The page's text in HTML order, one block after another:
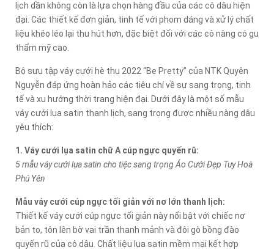
lịch dần không còn là lựa chọn hàng đầu của các cô dâu hiện
đại. Các thiết kế đơn giản, tinh tế với phom dáng và xử lý chất
liệu khéo léo lại thu hút hơn, đặc biệt đối với các cô nàng có gu
thẩm mỹ cao.
Bộ sưu tập váy cưới hè thu 2022 “Be Pretty” của NTK Quyên
Nguyễn đáp ứng hoàn hảo các tiêu chí về sự sang trọng, tinh
tế và xu hướng thời trang hiện đại. Dưới đây là một số mẫu
váy cưới lụa satin thanh lịch, sang trọng được nhiều nàng dâu
yêu thích:
1. Váy cưới lụa satin chữ A cúp ngực quyến rũ:
5 mẫu váy cưới lụa satin cho tiệc sang trọng Áo Cưới Đẹp Tuy Hoà
Phú Yên
Mẫu váy cưới cúp ngực tối giản với nơ lớn thanh lịch:
Thiết kế váy cưới cúp ngực tối giản này nổi bật với chiếc nơ
bản to, tôn lên bờ vai trần thanh mảnh và đôi gò bồng đào
quyến rũ của cô dâu. Chất liệu lụa satin mềm mại kết hợp